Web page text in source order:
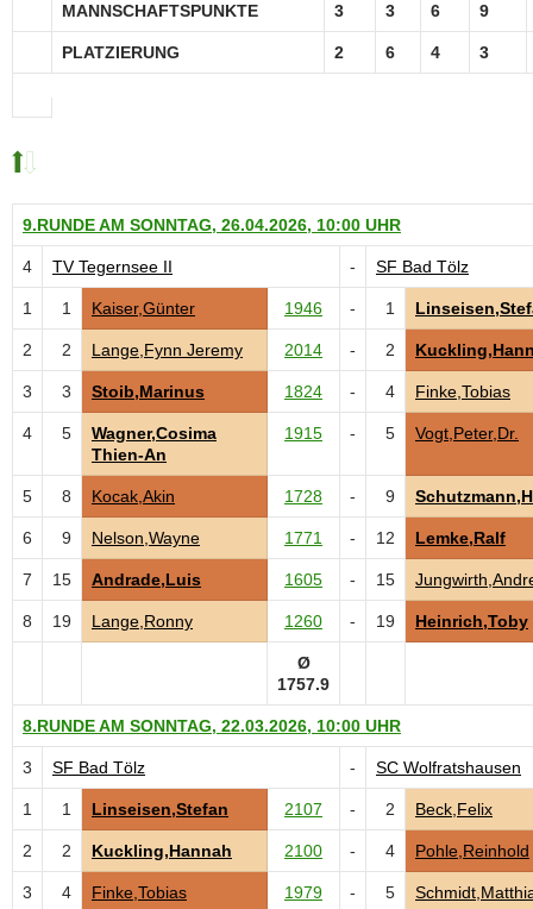
MANNSCHAFTSPUNKTE 3 3 6 9
PLATZIERUNG 2 6 4 3
9.RUNDE AM SONNTAG, 26.04.2026, 10:00 UHR
4 TV Tegernsee II - SF Bad Tölz
1 1 Kaiser,Günter 1946 - 1
2 2 Lange,Fynn Jeremy 2014 - 2
3 3 Stoib,Marinus 1824 - 4 Finke,Tobias
4 5
Wagner,Cosima
Thien-An
1915 - 5 Vogt,Peter,Dr.
5 8 Kocak,Akin 1728 - 9
6 9 Nelson,Wayne 1771 - 12 Lemke,Ralf
7 15 Andrade,Luis 1605 - 15
8 19 Lange,Ronny 1260 - 19 Heinrich,Toby
Ø
1757.9
8.RUNDE AM SONNTAG, 22.03.2026, 10:00 UHR
3 SF Bad Tölz - SC Wolfratshausen
1 1 Linseisen,Stefan 2107 - 2 Beck,Felix
2 2 Kuckling,Hannah 2100 - 4 Pohle,Reinhold
3 4 Finke,Tobias 1979 - 5